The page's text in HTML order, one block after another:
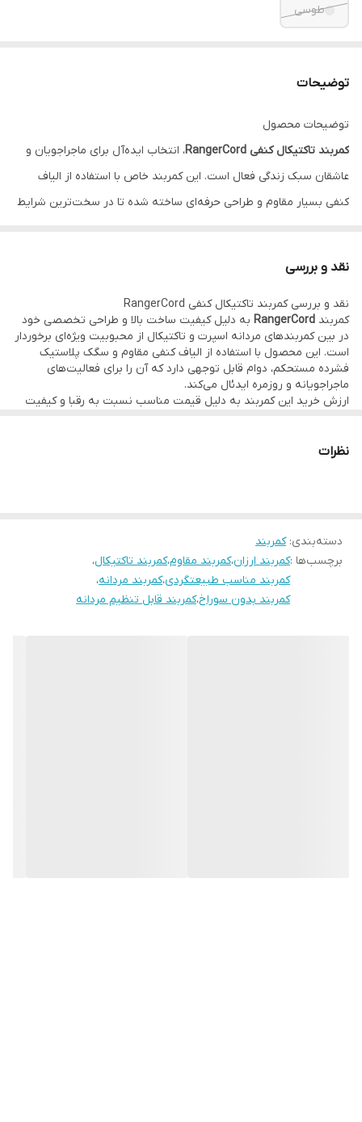
طوسی
توضیحات
توضیحات محصول
کمربند تاکتیکال کنفی RangerCord
، انتخاب ایده‌آل برای ماجراجویان و
عاشقان سبک زندگی فعال است. این کمربند خاص با استفاده از الیاف
کنفی بسیار مقاوم و طراحی حرفه‌ای ساخته شده تا در سخت‌ترین شرایط
دوام و کارایی بالا را نیز تضمین می‌کند.
خرید کمربندی مقاوم و با کیفیت است که می‌توانید روی آن حساب
ویژه‌ای باز کنید.
این کمربند برای استفاده روزمره، پیاده‌روی‌های طولانی و ماجراجویی‌های
طبیعت‌گردی کاملاً مناسب است و با طراحی ویژه‌ای که دارد، کاملاً مطابق
نقد و بررسی
نقد و بررسی کمربند تاکتیکال کنفی RangerCord
کمربند RangerCord به دلیل کیفیت ساخت بالا و طراحی تخصصی خود
در بین کمربندهای مردانه اسپرت و تاکتیکال از محبوبیت ویژه‌ای برخوردار
است. این محصول با استفاده از الیاف کنفی مقاوم و سگک پلاستیک
فشرده مستحکم، دوام قابل توجهی دارد که آن را برای فعالیت‌های
ماجراجویانه و روزمره ایدئال می‌کند.
ارزش خرید این کمربند به دلیل قیمت مناسب نسبت به رقبا و کیفیت
دنبال کمربندی با دوام و استایل جذاب هستند.
نظرات
دسته‌بندی:کمربند
برچسب‌ها :کمربند ارزان،کمربند مقاوم،کمربند تاکتیکال،
کمربند مناسب طبیعتگردی،کمربند مردانه،
کمربند بدون سوراخ،کمربند قابل تنظیم مردانه